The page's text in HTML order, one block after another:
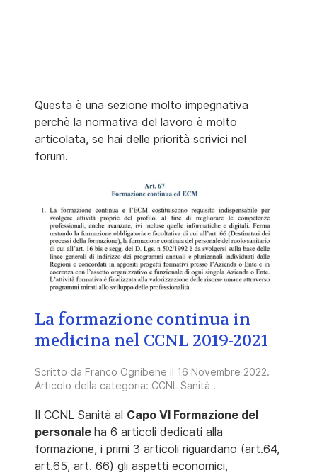
Questa è una sezione molto impegnativa
perchè la normativa del lavoro è molto
articolata, se hai delle priorità scrivici nel
forum.
La formazione continua in
medicina nel CCNL 2019-2021
Scritto da Franco Ognibene il 16 Novembre 2022.
Articolo della categoria: CCNL Sanità .
Il CCNL Sanità al Capo VI Formazione del
personale ha 6 articoli dedicati alla
formazione, i primi 3 articoli riguardano (art.64,
art.65, art. 66) gli aspetti economici,